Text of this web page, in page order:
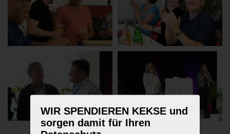
WIR SPENDIEREN KEKSE und
sorgen damit für Ihren